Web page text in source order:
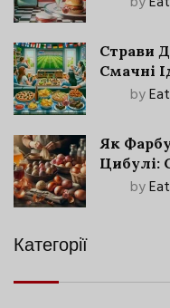
Страви
Смачні
by
Як
Цибулі:
by
Категорії